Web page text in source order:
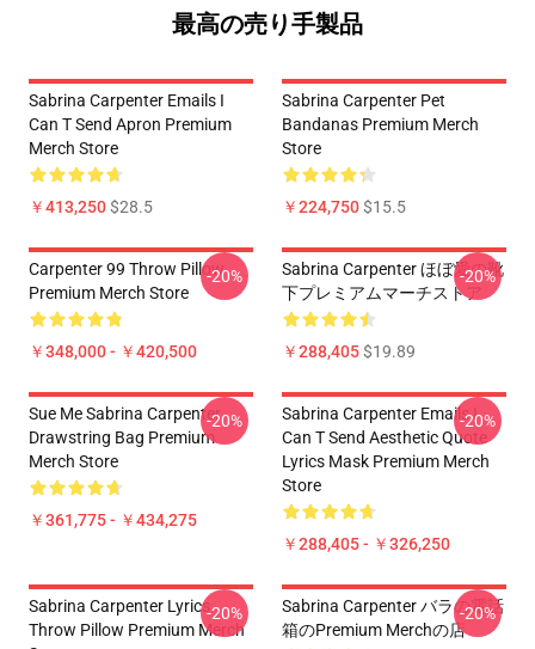
最高の売り手製品
Sabrina Carpenter Emails I
Can T Send Apron Premium
Merch Store
￥413,250$28.5
Sabrina Carpenter Pet
Bandanas Premium Merch
Store
￥224,750$15.5
Carpenter 99 Throw Pillow
Premium Merch Store
￥348,000 - ￥420,500
-20%
Sabrina Carpenter ほぼ愛の靴
下プレミアムマーチストア
￥288,405$19.89
-20%
Sue Me Sabrina Carpenter
Drawstring Bag Premium
Merch Store
￥361,775 - ￥434,275
-20%
Sabrina Carpenter Emails I
Can T Send Aesthetic Quote
Lyrics Mask Premium Merch
Store
￥288,405 - ￥326,250
-20%
Sabrina Carpenter Lyrics
Throw Pillow Premium Merch
-20%
Sabrina Carpenter バラの電話
箱のPremium Merchの店
-20%